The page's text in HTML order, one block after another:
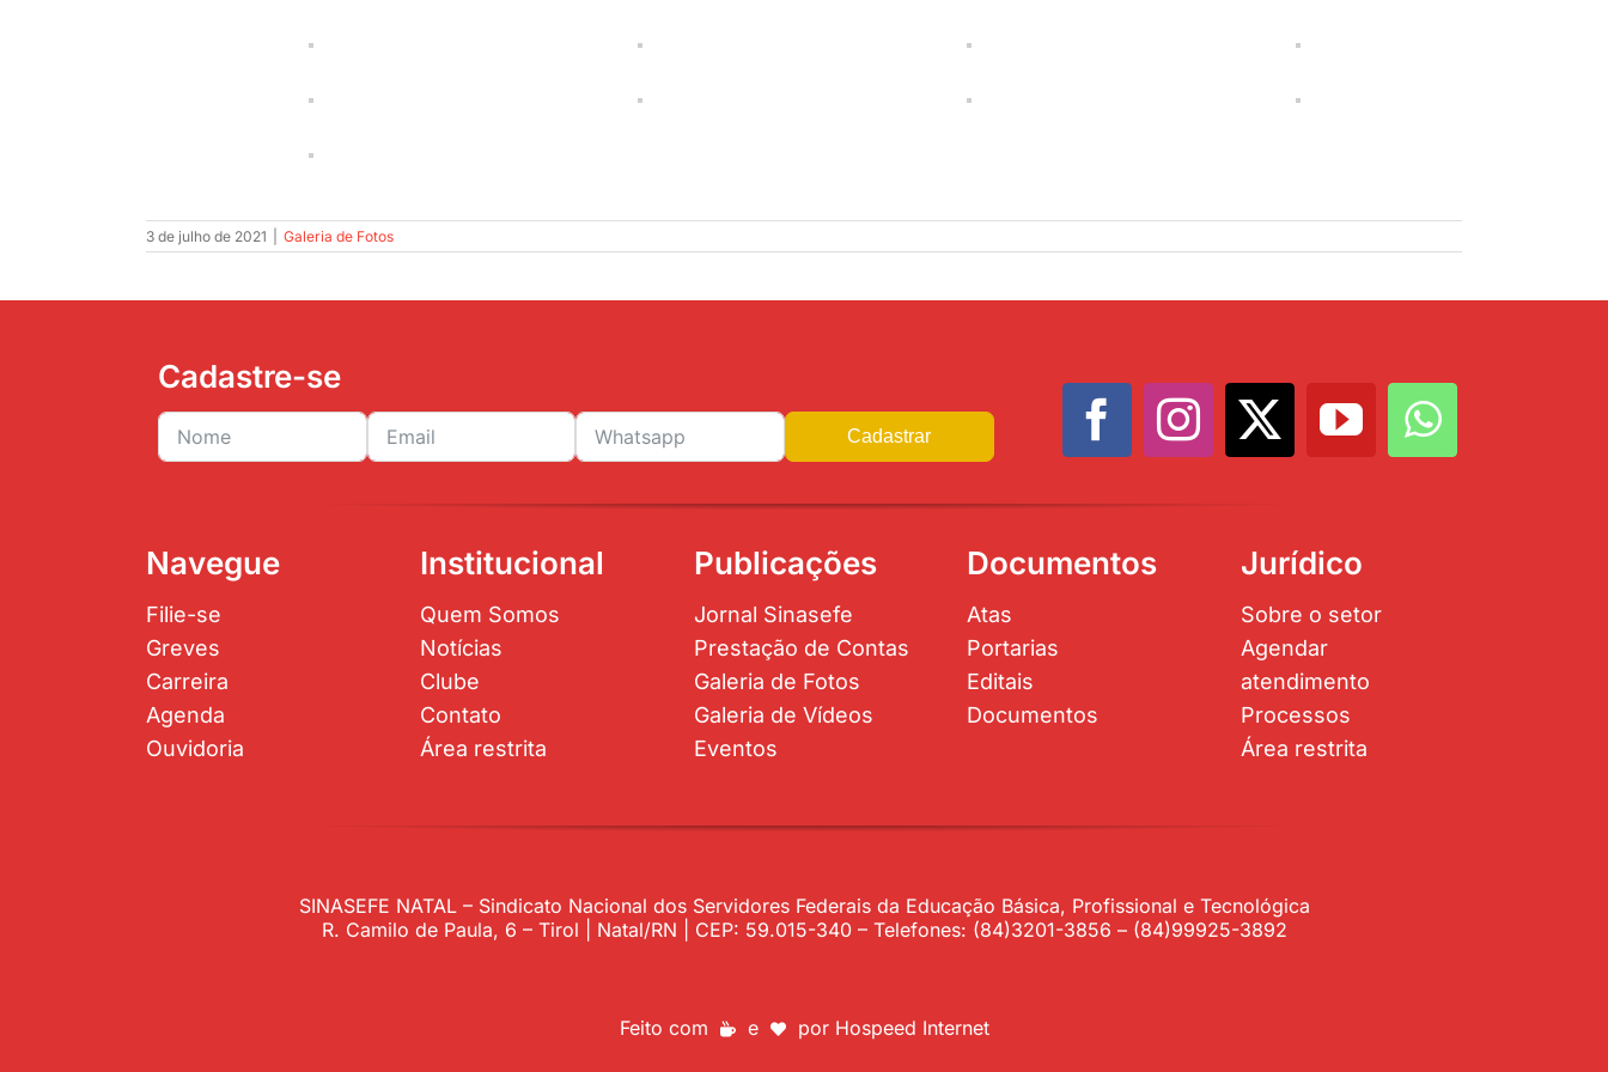
3 de julho de 2021 Galeria de Fotos
Cadastre-se
Cadastrar
Navegue
Filie-se
Greves
Carreira
Agenda
Ouvidoria
Institucional
Quem Somos
Notícias
Clube
Contato
Área restrita
Publicações
Jornal Sinasefe
Prestação de Contas
Galeria de Fotos
Galeria de Vídeos
Eventos
Documentos
Atas
Portarias
Editais
Documentos
Jurídico
Sobre o setor
Agendar
atendimento
Processos
Área restrita
SINASEFE NATAL – Sindicato Nacional dos Servidores Federais da Educação Básica, Profissional e Tecnológica
R. Camilo de Paula, 6 – Tirol | Natal/RN | CEP: 59.015-340 – Telefones: (84)3201-3856 – (84)99925-3892
Feito com e por Hospeed Internet